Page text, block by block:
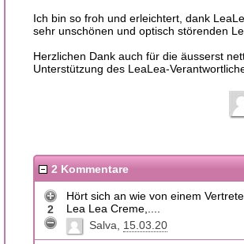
Ich bin so froh und erleichtert, dank
sehr unschönen und optisch störenden
Herzlichen Dank auch für die äusserst
Unterstützung des LeaLea-
2 Kommentare
2
Hört sich an wie von einem
Lea Lea Creme,....
Salva
15.03.20